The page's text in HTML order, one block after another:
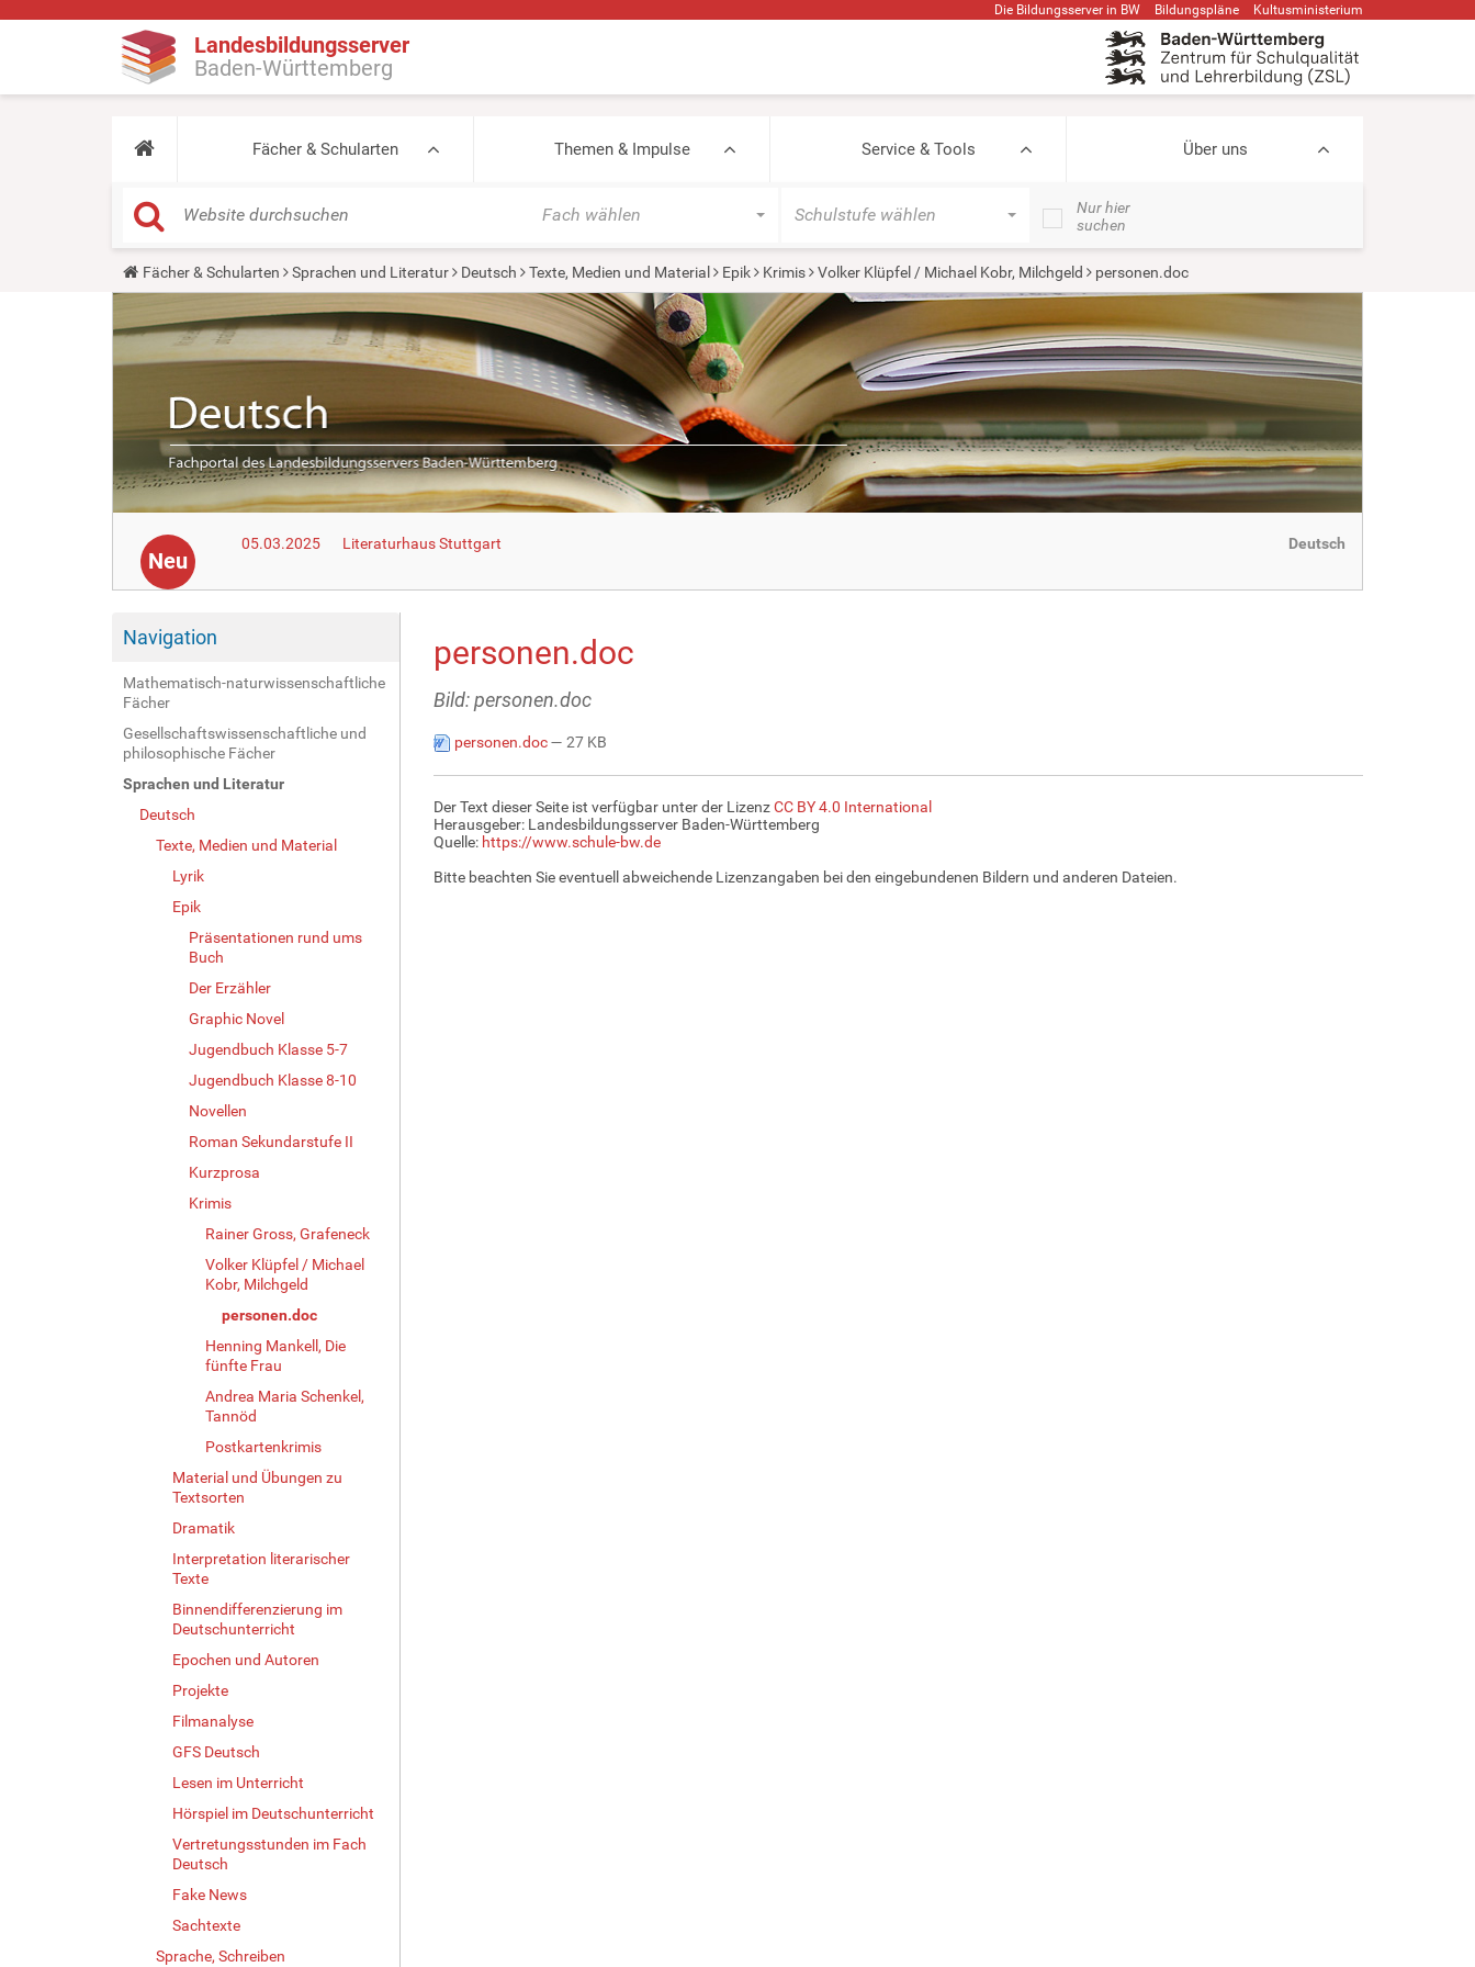
Die Bildungsserver in BW Bildungspläne Kultusministerium
Landesbildungsserver
Baden-Württemberg
Fächer & Schularten Themen & Impulse Service & Tools Über uns
Fach wählen Schulstufe wählen
Nur hier
suchen
Y
o
a
r
e
Fächer & Schularten Sprachen und Literatur Deutsch Texte, Medien und Material Epik Krimis Volker Klüpfel / Michael Kobr, Milchgeld personen.doc
Neu
05.03.2025 Literaturhaus Stuttgart Deutsch
Navigation
Mathematisch-naturwissenschaftliche
Fächer
Gesellschaftswissenschaftliche und
philosophische Fächer
Sprachen und Literatur
Deutsch
Texte, Medien und Material
Lyrik
Epik
Präsentationen rund ums
Buch
Der Erzähler
Graphic Novel
Jugendbuch Klasse 5-7
Jugendbuch Klasse 8-10
Novellen
Roman Sekundarstufe II
Kurzprosa
Krimis
Rainer Gross, Grafeneck
Volker Klüpfel / Michael
Kobr, Milchgeld
personen.doc
Henning Mankell, Die
fünfte Frau
Andrea Maria Schenkel,
Tannöd
Postkartenkrimis
Material und Übungen zu
Textsorten
Dramatik
Interpretation literarischer
Texte
Binnendifferenzierung im
Deutschunterricht
Epochen und Autoren
Projekte
Filmanalyse
GFS Deutsch
Lesen im Unterricht
Hörspiel im Deutschunterricht
Vertretungsstunden im Fach
Deutsch
Fake News
Sachtexte
Sprache, Schreiben
personen.doc
Bild: personen.doc
personen.doc— 27 KB
Der Text dieser Seite ist verfügbar unter der LizenzCC BY 4.0 International
Herausgeber: Landesbildungsserver Baden-Württemberg
Quelle: https://www.schule-bw.de
Bitte beachten Sie eventuell abweichende Lizenzangaben bei den eingebundenen Bildern und anderen Dateien.